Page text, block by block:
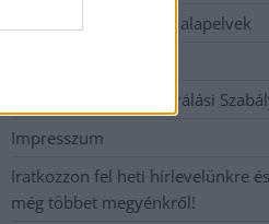
Etikai és függetlenségi alapelvek
Hozzászólási és Moderálási
Impresszum
Iratkozzon fel heti hírlevelünkre
még többet megyénkről!